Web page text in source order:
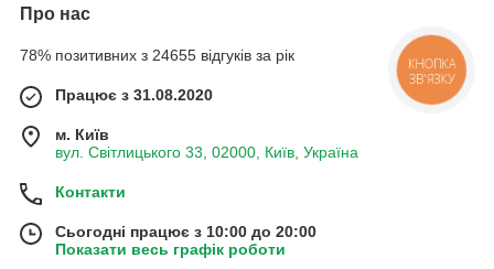
Про нас
78% позитивних з 24655 відгуків за рік
Працює з 31.08.2020
м. Київ
вул. Світлицького 33, 02000, Київ, Україна
Контакти
Сьогодні працює з 10:00 до 20:00
Показати весь графік роботи
КНОПКА
ЗВ'ЯЗКУ